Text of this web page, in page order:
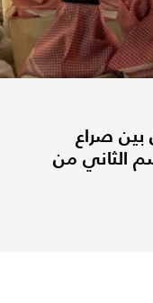
بين صراع
الثاني من